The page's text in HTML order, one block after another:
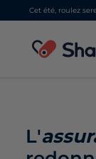
Cet été, roulez
L'